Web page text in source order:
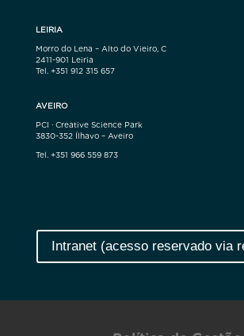
LEIRIA
Morro do Lena – Alto do Vieiro, C
2411-901 Leiria
Tel. +351 912 315 657
AVEIRO
PCI · Creative Science Park
3830-352 Ílhavo – Aveiro
Tel. +351 966 559 873
Intranet (acesso reservado via